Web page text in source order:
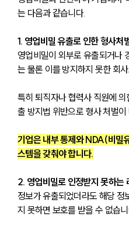
는 다음과 같습니다.
1. 영업비밀 유출로 인한 형사처
영업비밀이 외부로 유출되거나
는 물론 이를 방지하지 못한 회
특히 퇴직자나 협력사 직원에
출 방지법 위반으로 형사 처벌이
기업은 내부 통제와 NDA(비밀
스템을 갖춰야 합니다.
2. 영업비밀로 인정받지 못하는
정보가 유출되었더라도 해당 정
지 못하면 보호를 받을 수 없습니